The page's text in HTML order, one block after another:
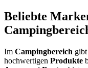
Beliebte
Im Campingbereich
hochwertigen Produkte